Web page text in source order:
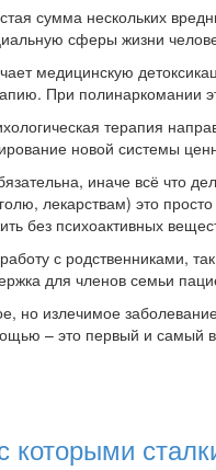
сумма нескольких
сферы жизни
медицинскую
При полинаркомании
терапия
новой системы
иначе всё что
лекарствам) это
без психоактивных
с родственниками,
для членов семьи
но излечимое
– это первый и самый